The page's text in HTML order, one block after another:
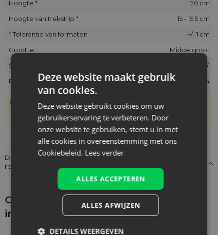
Hoogte *
20 cm
Hoogte van trekstrip *
15 - 15.5 cm
* Tolerantie van formaten
+/- 1 cm
Grootte
Middelgroot
SKU
ORB-1520-LVL-461
EAN
5902565681654
De zakjes zijn met de hand genaaid, daarom kan hun
werkelijke grootte afwijken van de opgegeven maat met
+/- 1 cm
Details over de conformiteit van het product met de
regelgeving: Productverantwoordelijkheid
Ontdek wat je nog meer zou kunnen
interesseren
Deze website maakt gebruik
van cookies.
Deze website gebruikt cookies om uw
gebruikerservaring te verbeteren. Door
onze website te gebruiken, stemt u in met
alle cookies in overeenstemming met ons
Cookiebeleid. Lees verder
ALLES ACCEPTEREN
ALLES AFWIJZEN
DETAILS WEERGEVEN